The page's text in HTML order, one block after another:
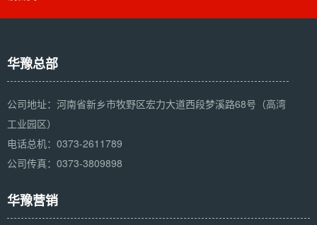
华豫总部
公司地址：河南省新乡市牧野区宏力大道西段梦溪路68号（高湾
工业园区）
电话总机：0373-2611789
公司传真：0373-3809898
华豫营销